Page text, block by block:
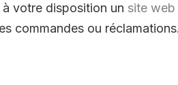
votre disposition un site
commandes ou réclamations.